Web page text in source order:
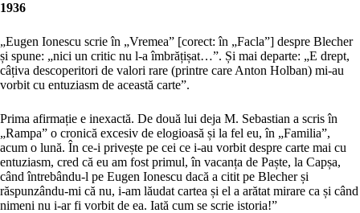
1936
„Eugen Ionescu scrie în „Vremea” [corect: în „Facla”] despre Blecher
și spune: „nici un critic nu l-a îmbrățișat…”. Și mai departe: „E drept,
câțiva descoperitori de valori rare (printre care Anton Holban) mi-au
vorbit cu entuziasm de această carte”.
Prima afirmație e inexactă. De două lui deja M. Sebastian a scris în
„Rampa” o cronică excesiv de elogioasă și la fel eu, în „Familia”,
acum o lună. În ce-i privește pe cei ce i-au vorbit despre carte mai cu
entuziasm, cred că eu am fost primul, în vacanța de Paște, la Capșa,
când întrebându-l pe Eugen Ionescu dacă a citit pe Blecher și
răspunzându-mi că nu, i-am lăudat cartea și el a arătat mirare ca și când
nimeni nu i-ar fi vorbit de ea. Iată cum se scrie istoria!”